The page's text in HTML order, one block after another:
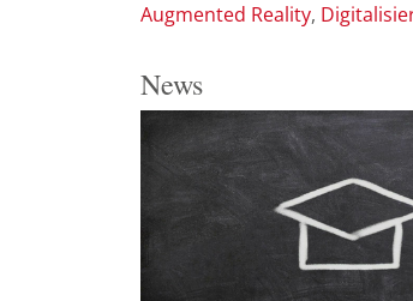
Augmented Reality
News